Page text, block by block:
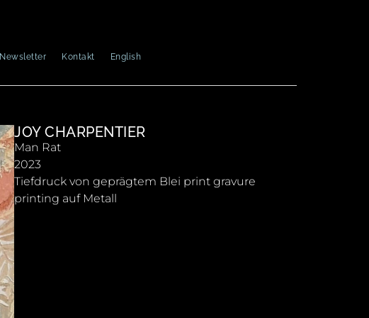
Newsletter Kontakt English
JOY CHARPENTIER
Man Rat
2023
Tiefdruck von geprägtem Blei print gravure
printing auf Metall